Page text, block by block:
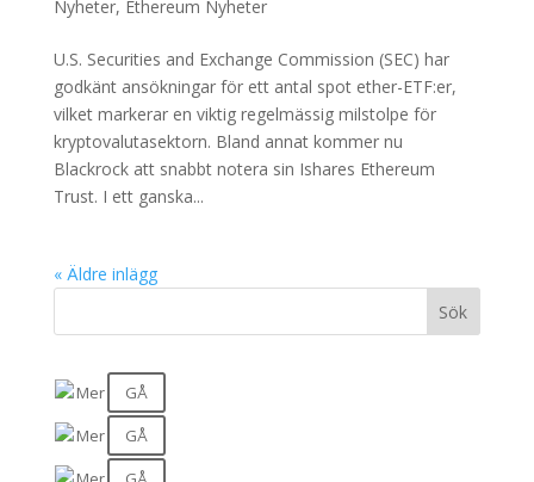
Nyheter, Ethereum Nyheter
U.S. Securities and Exchange Commission (SEC) har
godkänt ansökningar för ett antal spot ether-ETF:er,
vilket markerar en viktig regelmässig milstolpe för
kryptovalutasektorn. Bland annat kommer nu
Blackrock att snabbt notera sin Ishares Ethereum
Trust. I ett ganska...
« Äldre inlägg
Mer GÅ
Mer GÅ